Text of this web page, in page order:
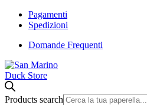
Pagamenti
Spedizioni
Domande Frequenti
Products search